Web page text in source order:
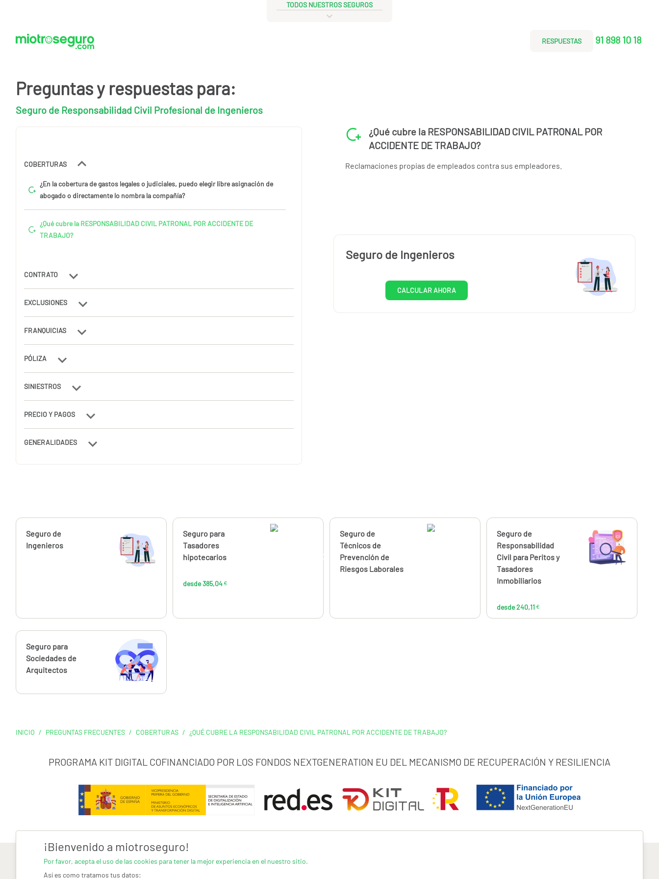
TODOS NUESTROS SEGUROS
RESPUESTAS 91 898 10 18
Preguntas y respuestas para:
Seguro de Responsabilidad Civil Profesional de Ingenieros
COBERTURAS
¿En la cobertura de gastos legales o judiciales, puedo elegir libre asignación de
abogado o directamente lo nombra la compañía?
¿Qué cubre la RESPONSABILIDAD CIVIL PATRONAL POR ACCIDENTE DE
TRABAJO?
CONTRATO
EXCLUSIONES
FRANQUICIAS
PÓLIZA
SINIESTROS
PRECIO Y PAGOS
GENERALIDADES
¿Qué cubre la RESPONSABILIDAD CIVIL PATRONAL POR
ACCIDENTE DE TRABAJO?
Reclamaciones propias de empleados contra sus empleadores.
Seguro de Ingenieros
CALCULAR AHORA
Calcúlalo ahora
Seguro de
Ingenieros
Calcúlalo ahora
Seguro para
Tasadores
hipotecarios
desde 385,04 €
€
Calcúlalo ahora
Seguro de
Técnicos de
Prevención de
Riesgos Laborales
Calcúlalo ahora
Seguro de
Responsabilidad
Civil para Peritos y
Tasadores
Inmobiliarios
desde 240,11 €
240,11
Calcúlalo ahora
Seguro para
Sociedades de
Arquitectos
INICIO / PREGUNTAS FRECUENTES / COBERTURAS / ¿QUÉ CUBRE LA RESPONSABILIDAD CIVIL PATRONAL POR ACCIDENTE DE TRABAJO?
PROGRAMA KIT DIGITAL COFINANCIADO POR LOS FONDOS NEXTGENERATION EU DEL MECANISMO DE RECUPERACIÓN Y RESILIENCIA
¡Bienvenido a miotroseguro!
Por favor, acepta el uso de las cookies para tener la mejor experiencia en el nuestro sitio.
Así es como tratamos tus datos: